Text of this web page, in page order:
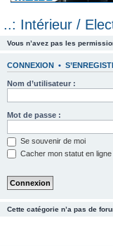
..: Intérieur /
Vous n’avez pas les
CONNEXION •
Nom d’utilisateur :
Mot de passe :
Se souvenir de moi
Cacher mon statut en
Cette catégorie n’a pas de